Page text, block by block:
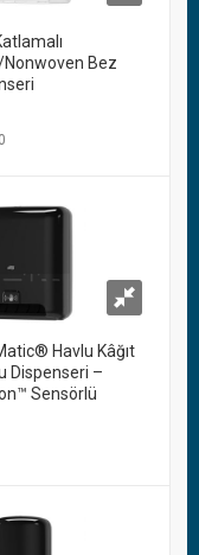
Nonwoven Bez
Havlu Kâğıt
Dispenseri –
Sensörlü